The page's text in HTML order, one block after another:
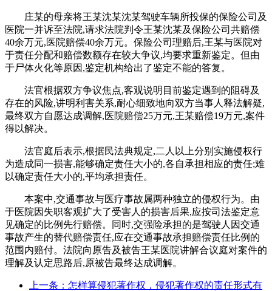
庄某的母亲将王某沈某沈某驾驶车辆所投保的保险公司及
医院一并诉至法院,请求法院判令王某沈某及保险公司共赔偿
40余万元,医院赔偿40余万元。保险公司理赔后,王某与医院对
于责任分配和赔偿数额存在较大争议,均要求重新鉴定。但由
于尸体火化等原因,鉴定机构给出了鉴定不能的答复。
法官根据双方争议焦点,客观说明目前鉴定遇到的阻碍及
存在的风险,讲明利害关系,耐心细致地向双方当事人释法解疑,
最终双方自愿达成调解,医院赔偿25万元,王某赔偿19万元,案件
得以解决。
法官庭后表示,根据民法典规定,二人以上分别实施侵权行
为造成同一损害,能够确定责任大小的,各自承担相应的责任;难
以确定责任大小的,平均承担责任。
本案中,交通事故与医疗事故属两种独立的侵权行为。由
于医院因失职客观扩大了受害人的损害后果,应按司法鉴定意
见确定的比例先行赔偿。同时,交强险承担的是驾驶人因交通
事故产生的替代赔偿责任,应在交通事故承担赔偿责任比例的
范围内赔付。法院向原告及被告王某医院讲解合议庭对案件的
理解及认定思路后,原被告最终达成调解。
上一条：怎样算侵犯著作权，侵犯著作权的责任形式有